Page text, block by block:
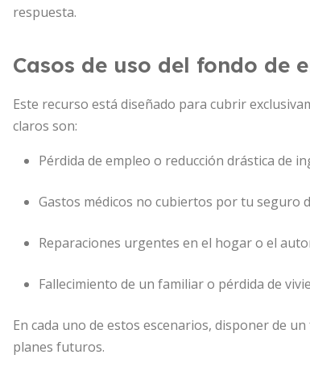
respuesta.
Casos de uso del fondo de
Este recurso está diseñado para cubrir
claros son:
Pérdida de empleo o reducción drástica de
Gastos médicos no cubiertos por tu seguro
Reparaciones urgentes en el hogar o el
Fallecimiento de un familiar o pérdida de
En cada uno de estos escenarios, disponer de
planes futuros.